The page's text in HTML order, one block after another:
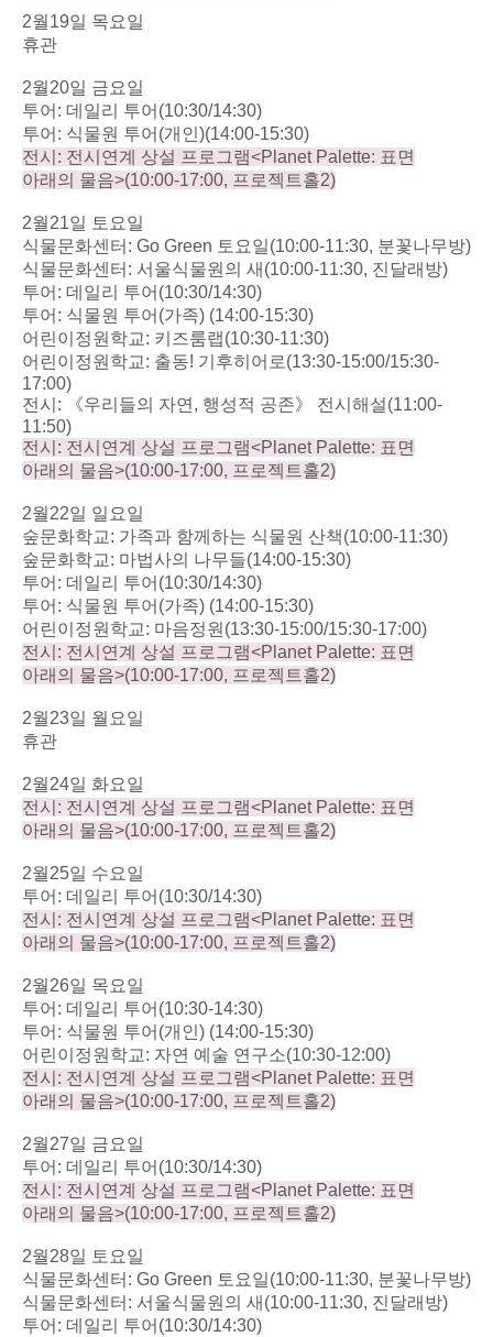
2월19일 목요일
휴관
2월20일 금요일
투어 : 데일리 투어 (10:30/14:30)
투어 : 식물원 투어 (개인 )(14:00-15:30)
전시 : 전시연계 상설 프로그램<Planet Palette: 표면
아래의 물음>(10:00-17:00, 프로젝트홀2)
2월21일 토요일
식물문화센터 : Go Green 토요일(10:00-11:30, 분꽃나무방)
식물문화센터 : 서울식물원의 새 (10:00-11:30, 진달래방)
투어 : 데일리 투어 (10:30/14:30)
투어 : 식물원 투어 (가족) (14:00-15:30)
어린이정원학교: 키즈룸랩(10:30-11:30)
어린이정원학교: 출동! 기후히어로(13:30-15:00/15:30-
17:00)
전시 : 《우리들의 자연 , 행성적 공존》 전시해설(11:00-
11:50)
전시 : 전시연계 상설 프로그램<Planet Palette: 표면
아래의 물음>(10:00-17:00, 프로젝트홀2)
2월22일 일요일
숲문화학교: 가족과 함께하는 식물원 산책(10:00-11:30)
숲문화학교: 마법사의 나무들(14:00-15:30)
투어 : 데일리 투어 (10:30/14:30)
투어 : 식물원 투어 (가족) (14:00-15:30)
어린이정원학교: 마음정원 (13:30-15:00/15:30-17:00)
전시 : 전시연계 상설 프로그램<Planet Palette: 표면
아래의 물음>(10:00-17:00, 프로젝트홀2)
2월23일 월요일
휴관
2월24일 화요일
전시 : 전시연계 상설 프로그램<Planet Palette: 표면
아래의 물음>(10:00-17:00, 프로젝트홀2)
2월25일 수요일
투어 : 데일리 투어 (10:30/14:30)
전시 : 전시연계 상설 프로그램<Planet Palette: 표면
아래의 물음>(10:00-17:00, 프로젝트홀2)
2월26일 목요일
투어 : 데일리 투어 (10:30-14:30)
투어 : 식물원 투어 (개인 ) (14:00-15:30)
어린이정원학교: 자연 예술 연구소(10:30-12:00)
전시 : 전시연계 상설 프로그램<Planet Palette: 표면
아래의 물음>(10:00-17:00, 프로젝트홀2)
2월27일 금요일
투어 : 데일리 투어 (10:30/14:30)
전시 : 전시연계 상설 프로그램<Planet Palette: 표면
아래의 물음>(10:00-17:00, 프로젝트홀2)
2월28일 토요일
식물문화센터 : Go Green 토요일(10:00-11:30, 분꽃나무방)
식물문화센터 : 서울식물원의 새 (10:00-11:30, 진달래방)
투어 : 데일리 투어 (10:30/14:30)